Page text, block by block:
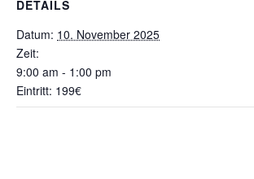
DETAILS
Datum: 10. November 2025
Zeit:
9:00 am - 1:00 pm
Eintritt: 199€